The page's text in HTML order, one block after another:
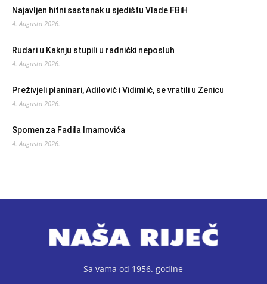
Najavljen hitni sastanak u sjedištu Vlade FBiH
4. Augusta 2026.
Rudari u Kaknju stupili u radnički neposluh
4. Augusta 2026.
Preživjeli planinari, Adilović i Vidimlić, se vratili u Zenicu
4. Augusta 2026.
Spomen za Fadila Imamovića
4. Augusta 2026.
Sa vama od 1956. godine